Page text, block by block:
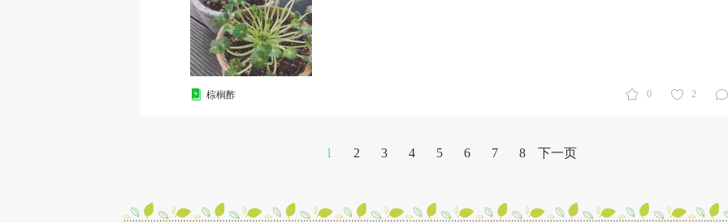
0 2
棕榈酢
1 2 3 4 5 6 7 8 下一页